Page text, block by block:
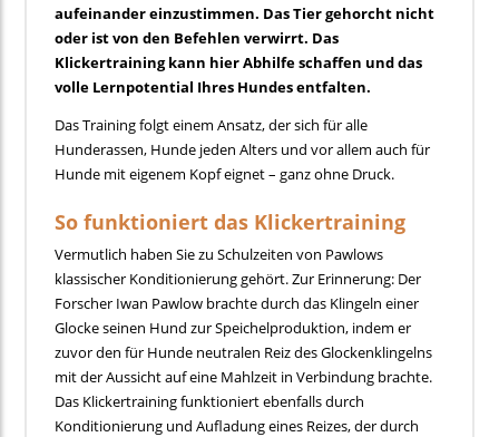
aufeinander einzustimmen. Das Tier gehorcht nicht
oder ist von den Befehlen verwirrt. Das
Klickertraining kann hier Abhilfe schaffen und das
volle Lernpotential Ihres Hundes entfalten.
Das Training folgt einem Ansatz, der sich für alle
Hunderassen, Hunde jeden Alters und vor allem auch für
Hunde mit eigenem Kopf eignet – ganz ohne Druck.
So funktioniert das Klickertraining
Vermutlich haben Sie zu Schulzeiten von Pawlows
klassischer Konditionierung gehört. Zur Erinnerung: Der
Forscher Iwan Pawlow brachte durch das Klingeln einer
Glocke seinen Hund zur Speichelproduktion, indem er
zuvor den für Hunde neutralen Reiz des Glockenklingelns
mit der Aussicht auf eine Mahlzeit in Verbindung brachte.
Das Klickertraining funktioniert ebenfalls durch
Konditionierung und Aufladung eines Reizes, der durch